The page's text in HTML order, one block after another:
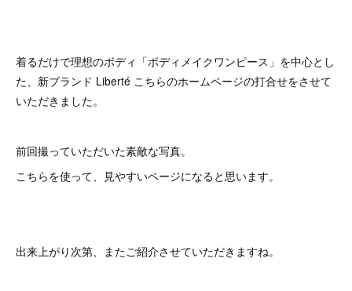
着るだけで理想のボディ「ボディメイクワンピース」を中心とし
た、新ブランド Liberté こちらのホームページの打合せをさせて
いただきました。
前回撮っていただいた素敵な写真。
こちらを使って、見やすいページになると思います。
出来上がり次第、またご紹介させていただきますね。